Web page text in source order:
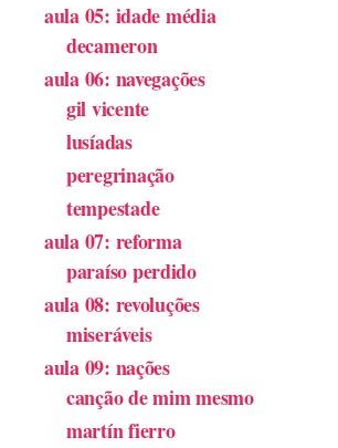
aula 05: idade média
decameron
aula 06: navegações
gil vicente
lusíadas
peregrinação
tempestade
aula 07: reforma
paraíso perdido
aula 08: revoluções
miseráveis
aula 09: nações
canção de mim mesmo
martín fierro